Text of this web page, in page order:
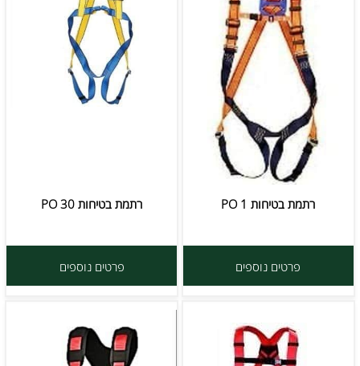
רתמת בטיחות 1 PO
פרטים נוספים
רתמת בטיחות PO 30
פרטים נוספים